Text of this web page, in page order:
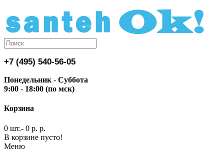
+7 (495) 540-56-05
Понедельник - Суббота
9:00 - 18:00 (по мск)
Корзина
0 шт.- 0 р. р.
В корзине пусто!
Меню